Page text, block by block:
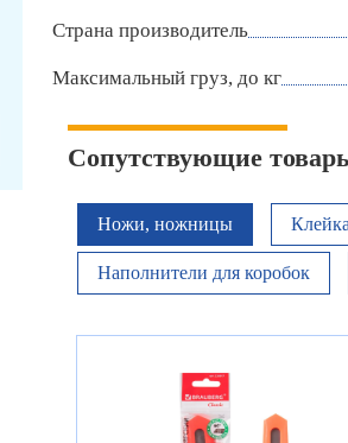
Страна производитель
Максимальный груз, до кг
Сопутствующие
Ножи, ножницы
Наполнители для коробок